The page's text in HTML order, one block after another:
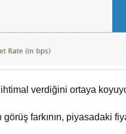
verdiğini ortaya
farkının, piyasadaki